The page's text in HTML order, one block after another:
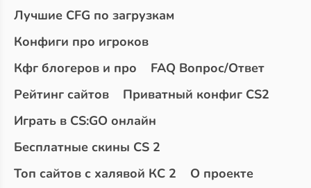
Лучшие CFG по загрузкам
Конфиги про игроков
Кфг блогеров и про
FAQ Вопрос/Ответ
Рейтинг сайтов
Приватный конфиг CS2
Играть в CS:GO онлайн
Бесплатные скины CS 2
Топ сайтов с халявой КС 2
О проекте